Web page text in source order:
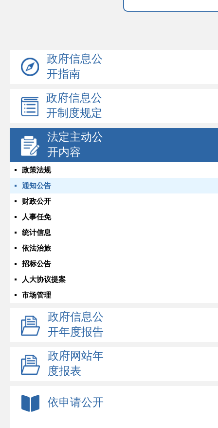
政府信息公
开指南
政府信息公
开制度规定
法定主动公
开内容
政策法规
通知公告
财政公开
人事任免
统计信息
依法治旅
招标公告
人大协议提案
市场管理
政府信息公
开年度报告
政府网站年
度报表
依申请公开